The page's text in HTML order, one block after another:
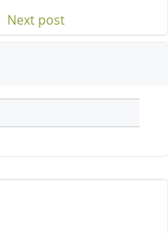
Post
Next post